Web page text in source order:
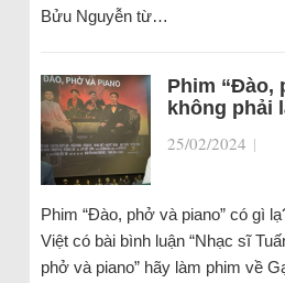
Bửu Nguyễn từ…
Phim “Đào,
không phải
25/02/2024 |
Phim “Đào, phở và piano” có gì
Việt có bài bình luận “Nhạc sĩ
phở và piano” hãy làm phim về